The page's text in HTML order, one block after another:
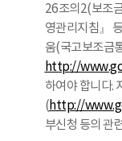
26조의2(보조
영관리지침』
움(국고보조금
http://
하여야 합니다.
( http://
부신청 등의 관